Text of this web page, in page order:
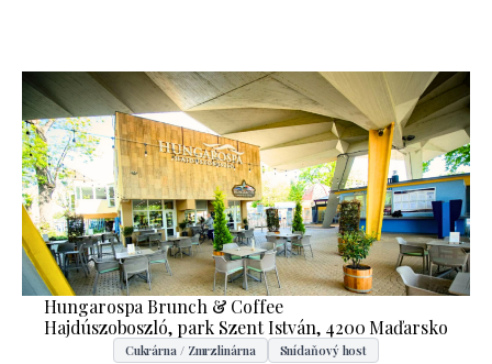
Hungarospa Brunch & Coffee
Hajdúszoboszló, park Szent István, 4200 Maďarsko
Cukrárna / Zmrzlinárna Snídaňový host